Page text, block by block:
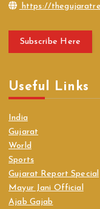
https://
Subscribe Here
Useful Links
India
Gujarat
World
Sports
Gujarat Report Special
Mayur Jani Official
Ajab Gajab